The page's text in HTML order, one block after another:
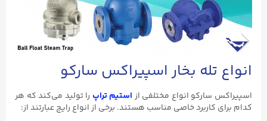
انواع تله بخار اسپیراکس سارکو
اسپیراکس سارکو انواع مختلفی از استیم تراپ را تولید می‌کند که هر
کدام برای کاربرد خاصی مناسب هستند. برخی از انواع رایج عبارتند از: